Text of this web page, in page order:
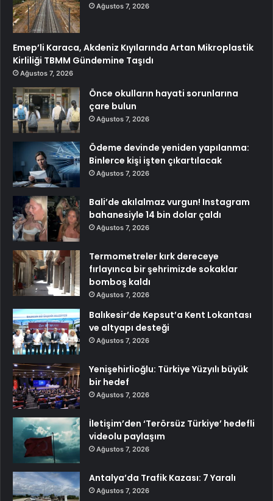
Ağustos 7, 2026
Emep’li Karaca, Akdeniz Kıyılarında Artan Mikroplastik
Kirliliği TBMM Gündemine Taşıdı
Ağustos 7, 2026
Önce okulların hayati sorunlarına
çare bulun
Ağustos 7, 2026
Ödeme devinde yeniden yapılanma:
Binlerce kişi işten çıkartılacak
Ağustos 7, 2026
Bali’de akılalmaz vurgun! Instagram
bahanesiyle 14 bin dolar çaldı
Ağustos 7, 2026
Termometreler kırk dereceye
fırlayınca bir şehrimizde sokaklar
bomboş kaldı
Ağustos 7, 2026
Balıkesir’de Kepsut’a Kent Lokantası
ve altyapı desteği
Ağustos 7, 2026
Yenişehirlioğlu: Türkiye Yüzyılı büyük
bir hedef
Ağustos 7, 2026
İletişim’den ‘Terörsüz Türkiye’ hedefli
videolu paylaşım
Ağustos 7, 2026
Antalya’da Trafik Kazası: 7 Yaralı
Ağustos 7, 2026